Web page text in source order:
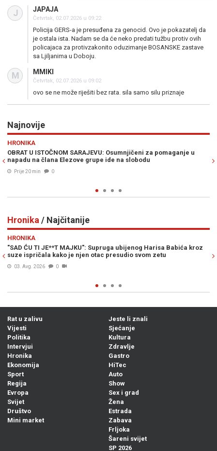
J JAPAJA
Četvrtak, 02.07.2026 u 09:22
Policija GERS-a je presuđena za genocid. Ovo je pokazatelj da
je ostala ista. Nadam se da će neko predati tužbu protiv ovih
policajaca za protivzakonito oduzimanje BOSANSKE zastave
sa Ljiljanima u Doboju.
M MMIKI
Četvrtak, 02.07.2026 u 09:02
ovo se ne može riješiti bez rata. sila samo silu priznaje
Najnovije
Osumnjičeni za pomaganje u
ide na slobodu
DRAMATIČNO U KONJICU:
angažman Air Tractora i vojske
Hronika / Najčitanije
Supruga ubijenog Harisa Babića kroz
otac presudio svom zetu
OVO JE HARIS BABIĆ:
općini Stari Grad ubio punac
Rat u zalivu
Vijesti
Politika
Intervjui
Hronika
Ekonomija
Sport
Regija
Evropa
Svijet
Društvo
Mini market
Jeste li znali
Sjećanje
Kultura
Zdravlje
Gastro
HiTec
Auto
Show
Sex i grad
Žena
Estrada
Zabava
Frljoka
Šareni svijet
SP 2026